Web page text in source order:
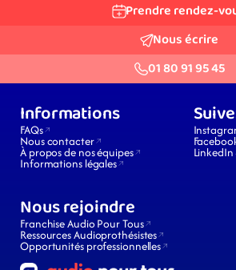
Prendre rendez-
Nous écrire
01 80 91 95 45
Informations
FAQs
Nous contacter
À propos de nos équipes
Informations légales
LinkedIn
Nous rejoindre
Franchise Audio Pour Tous
Ressources Audioprothésistes
Opportunités professionnelles